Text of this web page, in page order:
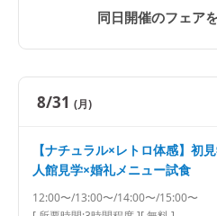
「パリパリの鯛の鱗焼
食いただけます。 ・和婚・神社婚相談会 提携神社での
同日開催のフェア
8/31 (月)
【ナチュラル×レトロ体感】初
人館見学×婚礼メニュー試食
12:00〜/13:00〜/14:00〜/15:00〜